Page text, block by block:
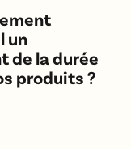
un
de la durée
produits ?